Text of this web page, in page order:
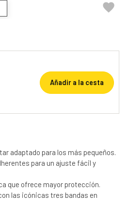

Añadir a la cesta
adaptado para los más pequeños.
para un ajuste fácil y
que ofrece mayor protección.
las icónicas tres bandas en